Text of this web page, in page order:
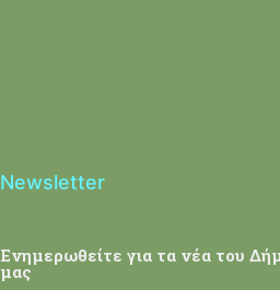
Newsletter
Ενημερωθείτε για τα νέα του
μας